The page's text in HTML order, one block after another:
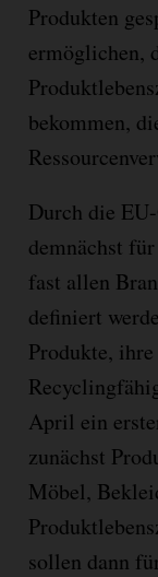
Produkten
ermöglichen,
bekommen,
Durch die
demnächst
fast allen
definiert
Produkte,
April ein
zunächst
Möbel,
sollen dann